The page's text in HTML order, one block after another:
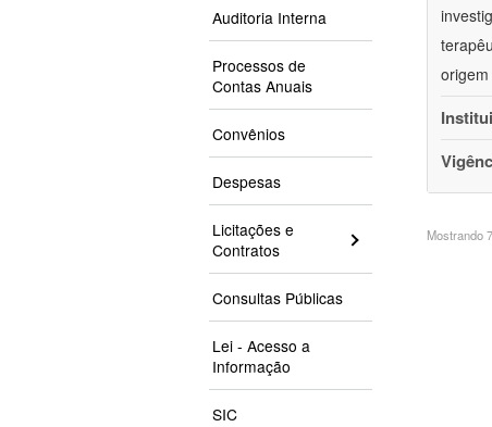
Auditoria Interna
Processos de
Contas Anuais
Convênios
Despesas
Licitações e
Contratos
Consultas Públicas
Lei - Acesso a
Informação
SIC
Mostrando